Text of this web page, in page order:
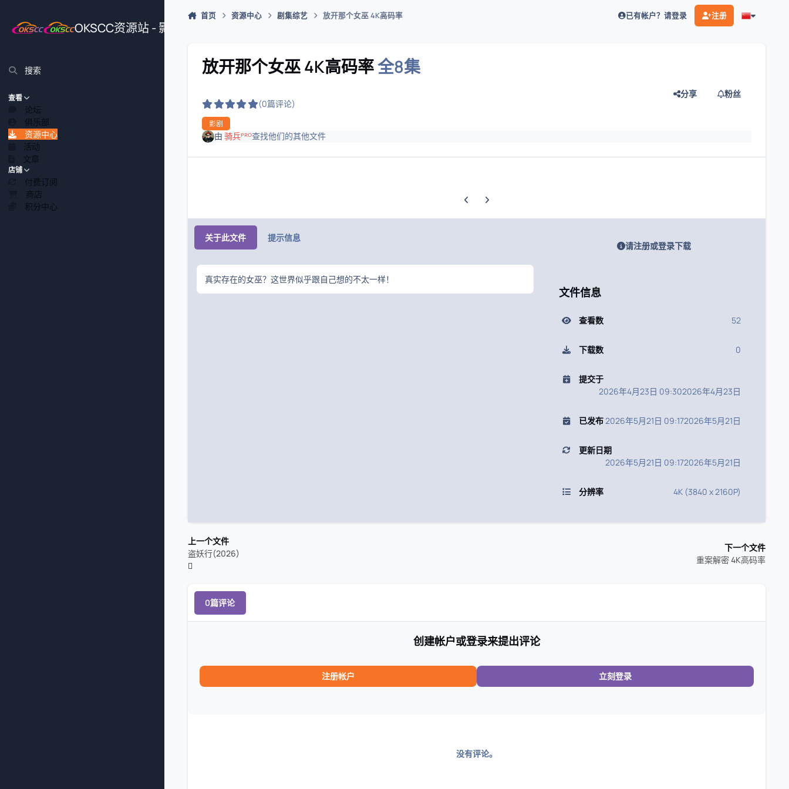
OKSCC资源站 - 影视、游戏、源码插件综合下载平台
搜索
查看
论坛
俱乐部
资源中心
活动
文章
店铺
付费订阅
商店
积分中心
首页 资源中心 剧集综艺 放开那个女巫 4K高码率 已有帐户？请登录 注册
放开那个女巫 4K高码率全8集
(0篇评论)
影剧
分享 粉丝
由 骑兵ᴾᴿᴼ查找他们的其他文件
上一张轮播幻灯片
下一张轮播幻灯片
关于此文件 提示信息
真实存在的女巫？这世界似乎跟自己想的不太一样！
请注册或登录下载
文件信息
查看数 52
下载数 0
提交于
2026年4月23日 09:302026年4月23日
已发布2026年5月21日 09:172026年5月21日
更新日期
2026年5月21日 09:172026年5月21日
分辨率 4K (3840 x 2160P)
上一个文件
盗妖行(2026)
下一个文件
重案解密 4K高码率
0篇评论
创建帐户或登录来提出评论
注册帐户 立刻登录
没有评论。